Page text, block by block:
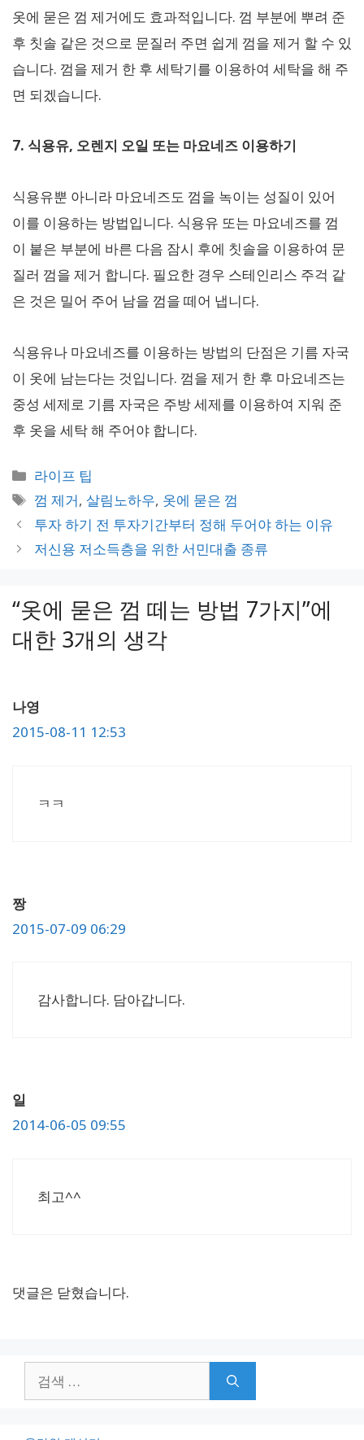
옷에 묻은 껌 제거에도 효과적입니다. 껌 부분에 뿌려 준
후 칫솔 같은 것으로 문질러 주면 쉽게 껌을 제거 할 수 있
습니다. 껌을 제거 한 후 세탁기를 이용하여 세탁을 해 주
면 되겠습니다.
7. 식용유, 오렌지 오일 또는 마요네즈 이용하기
식용유뿐 아니라 마요네즈도 껌을 녹이는 성질이 있어
이를 이용하는 방법입니다. 식용유 또는 마요네즈를 껌
이 붙은 부분에 바른 다음 잠시 후에 칫솔을 이용하여 문
질러 껌을 제거 합니다. 필요한 경우 스테인리스 주걱 같
은 것은 밀어 주어 남을 껌을 떼어 냅니다.
식용유나 마요네즈를 이용하는 방법의 단점은 기름 자국
이 옷에 남는다는 것입니다. 껌을 제거 한 후 마요네즈는
중성 세제로 기름 자국은 주방 세제를 이용하여 지워 준
후 옷을 세탁 해 주어야 합니다.
카
테
고
리
라이프 팁
태
그
껌 제거,살림노하우, 옷에 묻은 껌
투자 하기 전 투자기간부터 정해 두어야 하는 이유
저신용 저소득층을 위한 서민대출 종류
“옷에 묻은 껌 떼는 방법 7가지”에
대한 3개의 생각
나영
2015-08-11 12:53
ㅋㅋ
짱
2015-07-09 06:29
감사합니다. 담아갑니다.
일
2014-06-05 09:55
최고^^
댓글은 닫혔습니다.